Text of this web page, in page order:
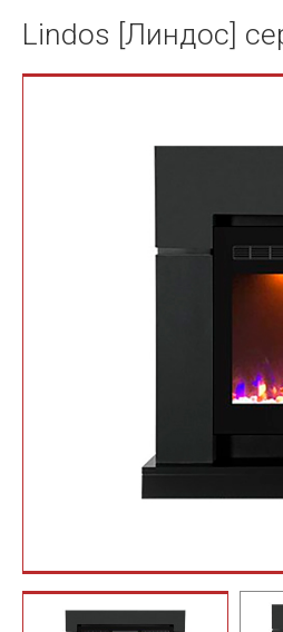
Lindos [Линдос]